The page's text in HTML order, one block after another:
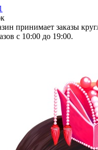
принимает заказы
с 10:00 до 19:00.